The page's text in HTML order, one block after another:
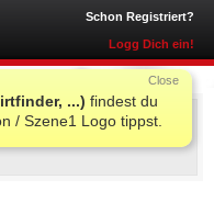
Schon Registriert?
Logg Dich ein!
...) findest du
/ Szene1 Logo tippst.
Close